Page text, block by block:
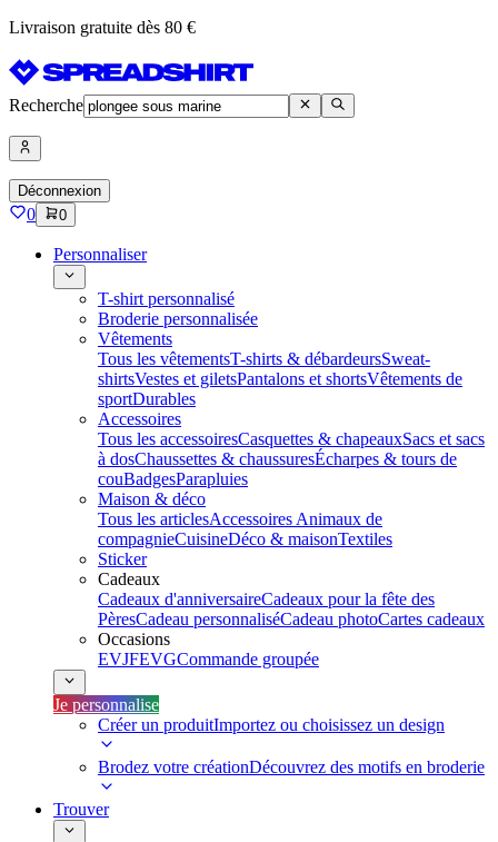
Livraison gratuite dès 80 €
Recherche
Déconnexion
0 0
Personnaliser
T-shirt personnalisé
Broderie personnalisée
Vêtements
Tous les vêtementsT-shirts & débardeursSweat-
shirtsVestes et giletsPantalons et shortsVêtements de
sportDurables
Accessoires
Tous les accessoiresCasquettes & chapeauxSacs et sacs
à dosChaussettes & chaussuresÉcharpes & tours de
couBadgesParapluies
Maison & déco
Tous les articlesAccessoires Animaux de
compagnieCuisineDéco & maisonTextiles
Sticker
Cadeaux
Cadeaux d'anniversaireCadeaux pour la fête des
PèresCadeau personnaliséCadeau photoCartes cadeaux
Occasions
EVJFEVGCommande groupée
Je personnalise
Créer un produitImportez ou choisissez un design
Brodez votre créationDécouvrez des motifs en broderie
Trouver